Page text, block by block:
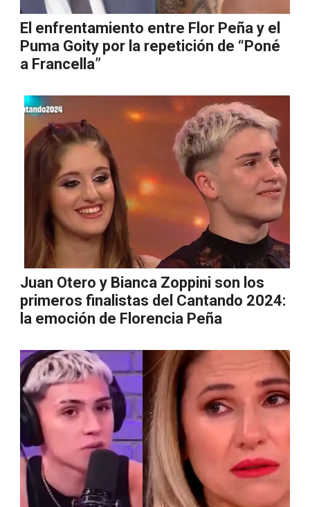
El enfrentamiento entre Flor Peña y el
Puma Goity por la repetición de “Poné
a Francella”
Juan Otero y Bianca Zoppini son los
primeros finalistas del Cantando 2024:
la emoción de Florencia Peña